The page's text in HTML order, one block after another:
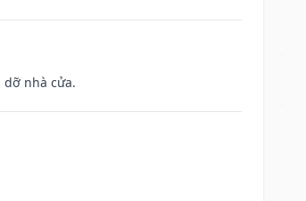
nhà cửa.